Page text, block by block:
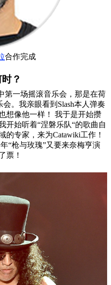
合作完成
？
第一场摇滚音乐会，那是在荷
会。我亲眼看到Slash本人弹奏
想像他一样！ 我于是开始攒
开始听着“涅磐乐队“的歌曲自
的专家，来为Catawiki工作！
“枪与玫瑰”又要来奈梅亨演
票！